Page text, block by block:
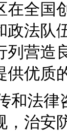
在全国
政法队
列营造
供优质
和法律
，治安